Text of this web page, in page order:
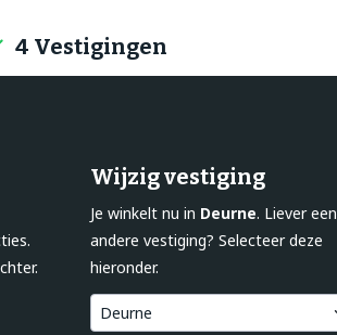
4 Vestigingen
Wijzig vestiging
Je winkelt nu in Deurne. Liever een
andere vestiging? Selecteer deze
hieronder.